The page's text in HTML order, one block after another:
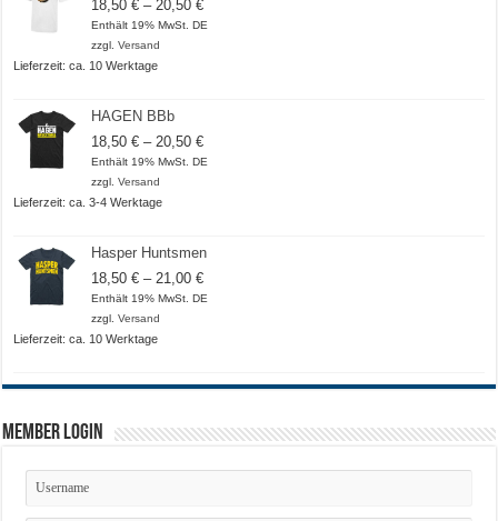
18,50€ – 20,50€Preisspanne:
18,50 €
Enthält 19% MwSt. DE
zzgl.Versand
Lieferzeit: ca. 10 Werktage
HAGEN BBb
18,50€ – 20,50€Preisspanne:
18,50 €
Enthält 19% MwSt. DE
zzgl.Versand
Lieferzeit: ca. 3-4 Werktage
Hasper Huntsmen
18,50€ – 21,00€Preisspanne:
18,50 €
Enthält 19% MwSt. DE
zzgl.Versand
Lieferzeit: ca. 10 Werktage
Member Login